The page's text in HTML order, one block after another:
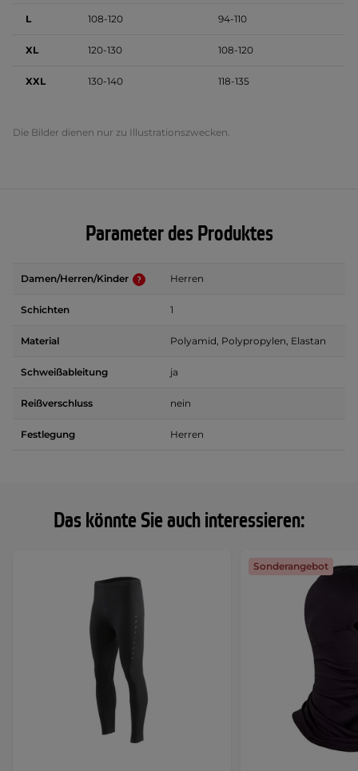
Das könnte Sie auch interessieren:
Sonderangebot
L 108-120 94-110
XL 120-130 108-120
XXL 130-140 118-135
Die Bilder dienen nur zu Illustrationszwecken.
Parameter des Produktes
Damen/Herren/Kinder Herren
Schichten 1
Material Polyamid, Polypropylen, Elastan
Schweißableitung ja
Reißverschluss nein
Festlegung Herren